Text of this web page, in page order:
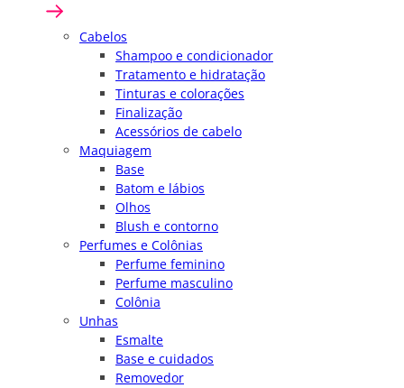
Cabelos
Shampoo e condicionador
Tratamento e hidratação
Tinturas e colorações
Finalização
Acessórios de cabelo
Maquiagem
Base
Batom e lábios
Olhos
Blush e contorno
Perfumes e Colônias
Perfume feminino
Perfume masculino
Colônia
Unhas
Esmalte
Base e cuidados
Removedor